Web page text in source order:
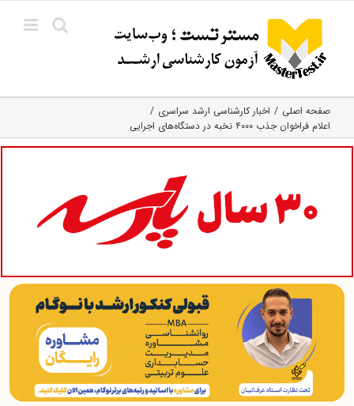
content
صفحه اصلی
اخبار کارشناسی ارشد سراسری
اعلام فراخوان جذب ۴۰۰۰ نخبه در دستگاه‌های اجرایی